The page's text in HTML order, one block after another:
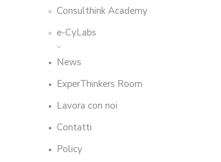
Consulthink Academy
e-CyLabs
News
ExperThinkers Room
Lavora con noi
Contatti
Policy